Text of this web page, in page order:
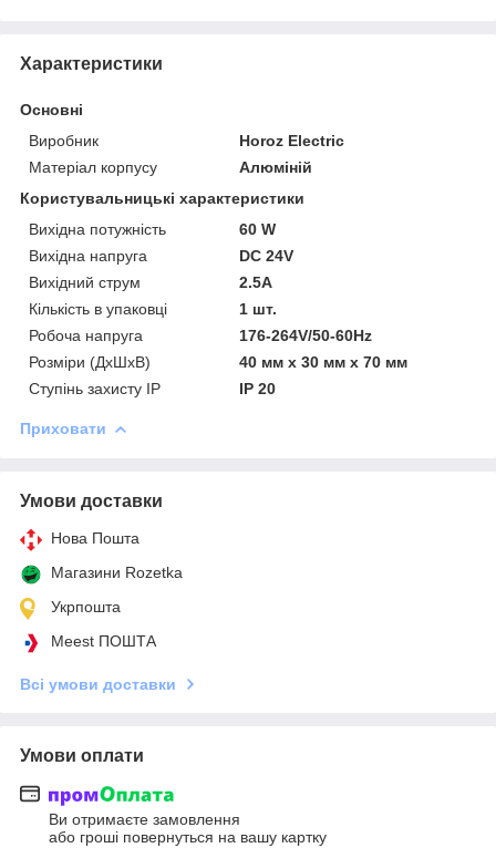
Характеристики
Основні
Виробник
Horoz Electric
Матеріал корпусу
Алюміній
Користувальницькі характеристики
Вихідна потужність
60 W
Вихідна напруга
DC 24V
Вихідний струм
2.5А
Кількість в упаковці
1 шт.
Робоча напруга
176-264V/50-60Hz
Розміри (ДхШхВ)
40 мм х 30 мм х 70 мм
Ступінь захисту IP
IP 20
Приховати
Умови доставки
Нова Пошта
Магазини Rozetka
Укрпошта
Meest ПОШТА
Всі умови доставки
Умови оплати
Ви отримаєте замовлення
або гроші повернуться на вашу картку